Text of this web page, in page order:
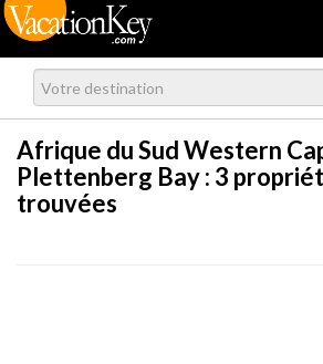
Afrique du Sud Western
Plettenberg Bay : 3
trouvées